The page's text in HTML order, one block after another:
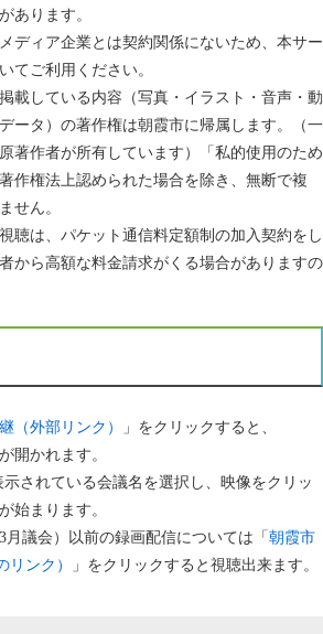
あります。
ディア企業とは契約関係にないため、本サー
てご利用ください。
載している内容（写真・イラスト・音声・動
ータ）の著作権は朝霞市に帰属します。（一
著作者が所有しています）「私的使用のため
作権法上認められた場合を除き、無断で複
せん。
聴は、パケット通信料定額制の加入契約をし
から高額な料金請求がくる場合がありますの
外部リンク）
」をクリックすると、
開かれます。
されている会議名を選択し、映像をクリッ
始まります。
月議会）以前の録画配信については「 朝霞市
リンク）
」をクリックすると視聴出来ます。